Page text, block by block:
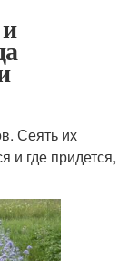
Сеять их
и где придется,